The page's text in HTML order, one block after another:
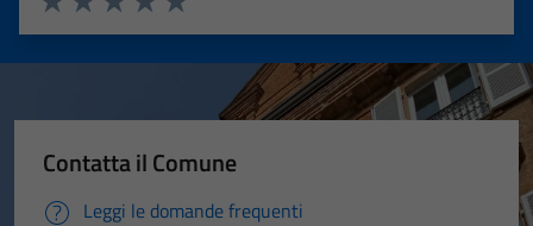
Valuta 5 stelle su 5
Valuta 4 stelle su 5
Valuta 3 stelle su 5
Valuta 2 stelle su 5
Valuta 1 stelle su 5
Contatta il Comune
Leggi le domande frequenti